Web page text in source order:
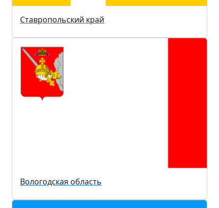
Ставропольский край
Вологодская область